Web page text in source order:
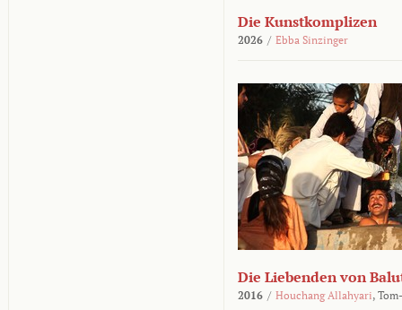
Die Kunstkomplizen
2026 / Ebba Sinzinger
Die Liebenden von
2016 / Houchang Allahyari,